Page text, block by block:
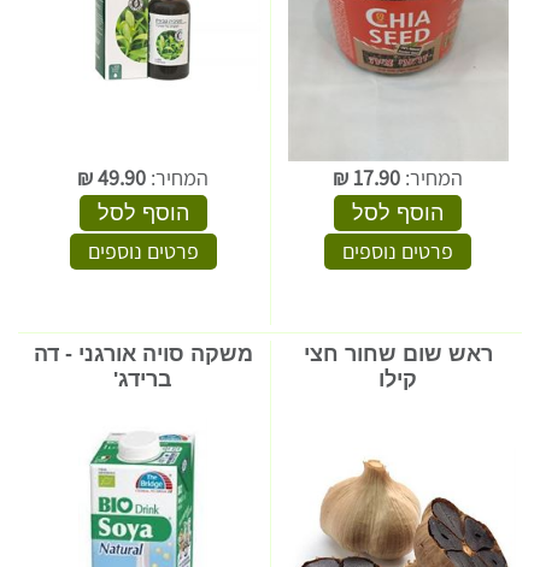
המחיר: 17.90
₪
הוסף לסל
פרטים נוספים
המחיר: 49.90
₪
הוסף לסל
פרטים נוספים
ראש שום שחור חצי
קילו
משקה סויה אורגני - דה
ברידג'